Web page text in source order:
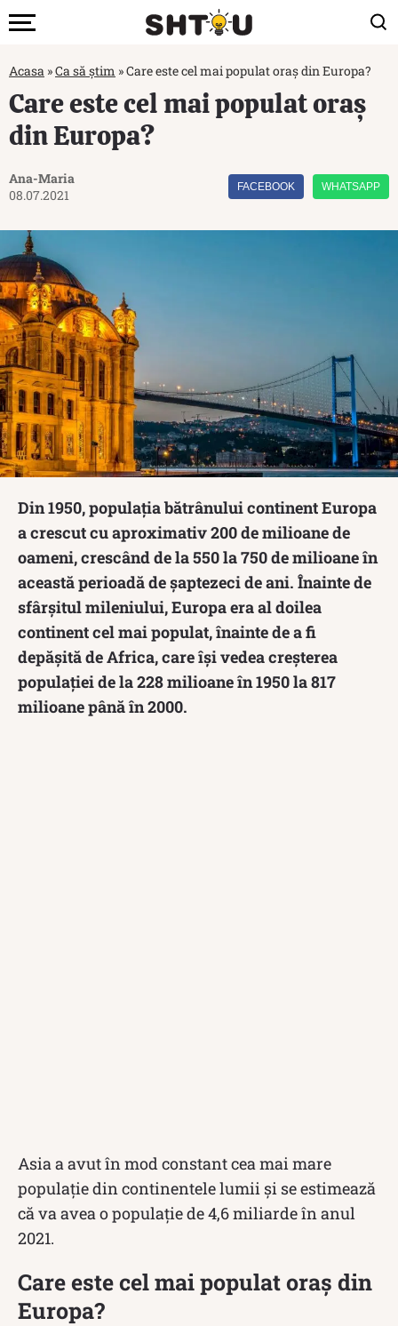
Acasa »Ca să știm »Care este cel mai populat oraș din Europa?
Care este cel mai populat oraș
din Europa?
Ana-Maria
08.07.2021
FACEBOOK WHATSAPP
Din 1950, populația bătrânului continent Europa
a crescut cu aproximativ 200 de milioane de
oameni, crescând de la 550 la 750 de milioane în
această perioadă de șaptezeci de ani. Înainte de
sfârșitul mileniului, Europa era al doilea
continent cel mai populat, înainte de a fi
depășită de Africa, care își vedea creșterea
populației de la 228 milioane în 1950 la 817
milioane până în 2000.
Asia a avut în mod constant cea mai mare
populație din continentele lumii și se estimează
că va avea o populație de 4,6 miliarde în anul
2021.
Care este cel mai populat oraș din
Europa?